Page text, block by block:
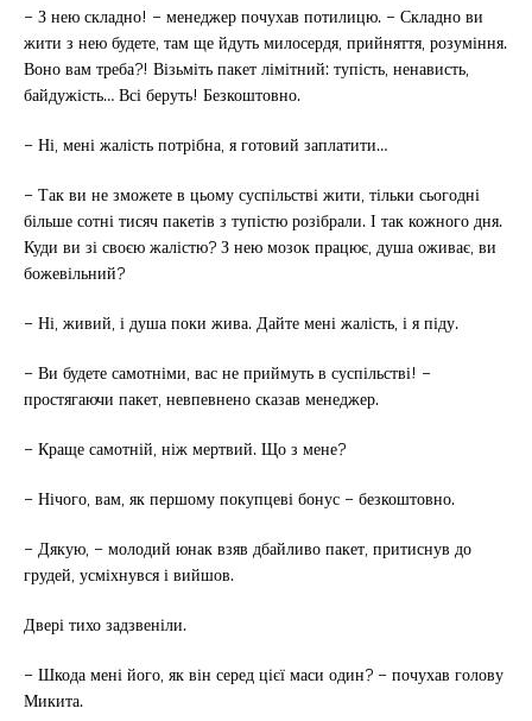
– З нею складно! – менеджер почухав потилицю. – Складно ви
жити з нею будете, там ще йдуть милосердя, прийняття, розуміння.
Воно вам треба?! Візьміть пакет лімітний: тупість, ненависть,
байдужість… Всі беруть! Безкоштовно.
– Ні, мені жалість потрібна, я готовий заплатити…
– Так ви не зможете в цьому суспільстві жити, тільки сьогодні
більше сотні тисяч пакетів з тупістю розібрали. І так кожного дня.
Куди ви зі своєю жалістю? З нею мозок працює, душа оживає, ви
божевільний?
– Ні, живий, і душа поки жива. Дайте мені жалість, і я піду.
– Ви будете самотніми, вас не приймуть в суспільстві! –
простягаючи пакет, невпевнено сказав менеджер.
– Краще самотній, ніж мертвий. Що з мене?
– Нічого, вам, як першому покупцеві бонус – безкоштовно.
– Дякую, – молодий юнак взяв дбайливо пакет, притиснув до
грудей, усміхнувся і вийшов.
Двері тихо задзвеніли.
– Шкода мені його, як він серед цієї маси один? – почухав голову
Микита.